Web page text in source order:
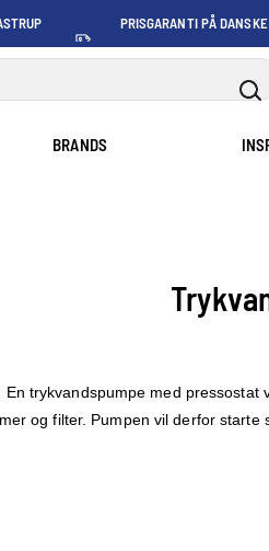
PRISGARANTI PÅ DANSKE
PRISER
BRANDS
trykvandspumpe med
og filter. Pumpen vil derfor